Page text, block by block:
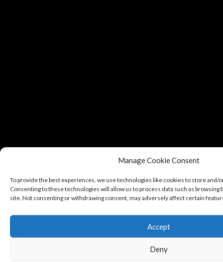
Manage Cookie Consent
To provide the best experiences, we use technologies like cookies to store and/
Consenting to these technologies will allow us to process data such as browsing
site. Not consenting or withdrawing consent, may adversely affect certain
Accept
Deny